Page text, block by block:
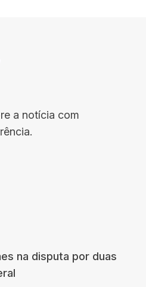
a notícia com
na disputa por duas